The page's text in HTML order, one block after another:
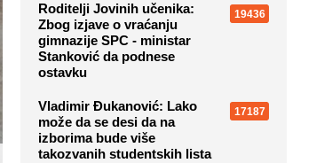
Roditelji Jovinih učenika:
Zbog izjave o vraćanju
gimnazije SPC - ministar
Stanković da podnese
ostavku
19436
Vladimir Đukanović: Lako
može da se desi da na
izborima bude više
takozvanih studentskih lista
17187